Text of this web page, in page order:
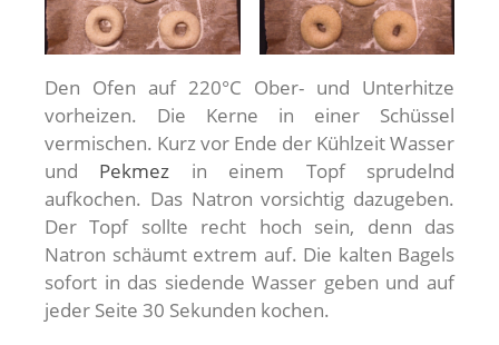
Den Ofen auf 220°C Ober- und Unterhitze
vorheizen. Die Kerne in einer Schüssel
vermischen. Kurz vor Ende der Kühlzeit Wasser
und Pekmez in einem Topf sprudelnd
aufkochen. Das Natron vorsichtig dazugeben.
Der Topf sollte recht hoch sein, denn das
Natron schäumt extrem auf. Die kalten Bagels
sofort in das siedende Wasser geben und auf
jeder Seite 30 Sekunden kochen.